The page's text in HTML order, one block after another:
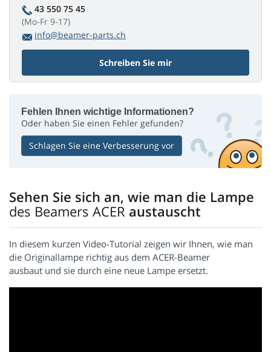
43 550 75 45
(Mo-Fr 9-17)
info@beamer-parts.ch
Schreiben Sie mir
Fehlen Ihnen wichtige Informationen?
Oder haben Sie einen Fehler gefunden?
Schlagen Sie eine Verbesserung vor
Sehen Sie sich an, wie man die Lampe
des Beamers ACER austauscht
In diesem kurzen Video-Tutorial zeigen wir Ihnen, wie man
die Originallampe richtig aus dem ACER-Beamer
ausbaut und sie durch eine neue Lampe ersetzt.